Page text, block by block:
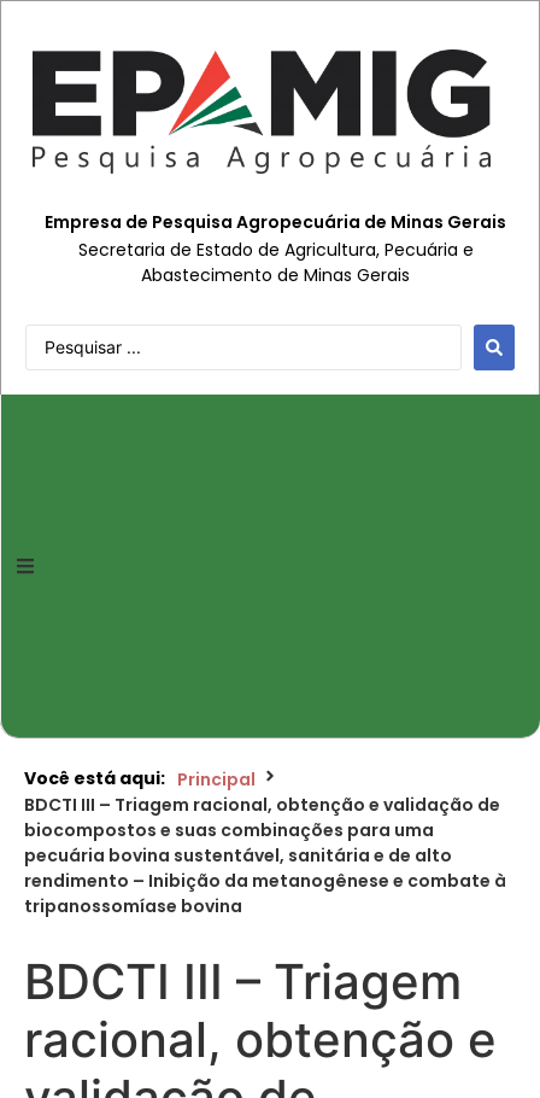
Empresa de Pesquisa Agropecuária de Minas Gerais
Secretaria de Estado de Agricultura, Pecuária e
Abastecimento de Minas Gerais
Você está aqui: Principal
BDCTI III – Triagem racional, obtenção e validação de
biocompostos e suas combinações para uma
pecuária bovina sustentável, sanitária e de alto
rendimento – Inibição da metanogênese e combate à
tripanossomíase bovina
BDCTI III – Triagem
racional, obtenção e